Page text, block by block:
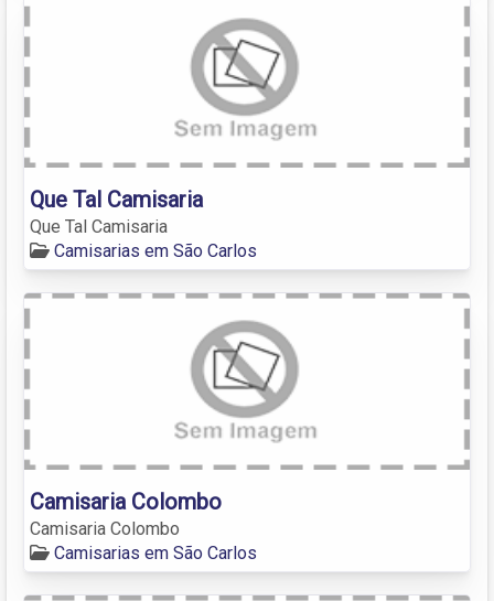
Que Tal Camisaria
Que Tal Camisaria
Camisarias em São Carlos
Camisaria Colombo
Camisaria Colombo
Camisarias em São Carlos